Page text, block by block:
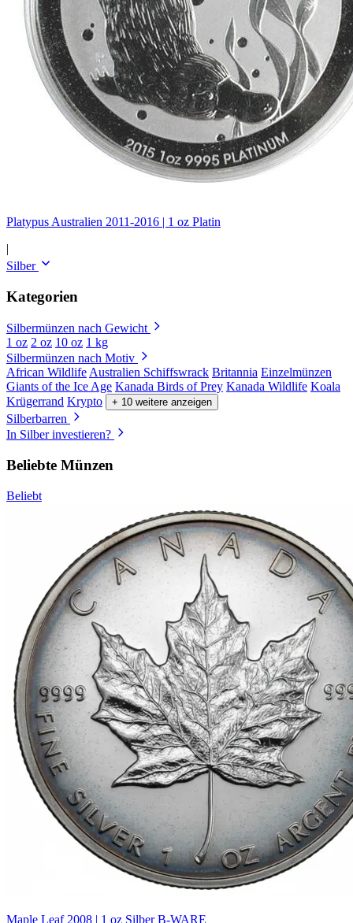
Platypus Australien 2011-2016 | 1 oz Platin
|
Silber
Kategorien
Silbermünzen nach Gewicht
1 oz 2 oz 10 oz 1 kg
Silbermünzen nach Motiv
African Wildlife Australien Schiffswrack Britannia Einzelmünzen
Giants of the Ice Age Kanada Birds of Prey Kanada Wildlife Koala
Krügerrand Krypto + 10 weitere anzeigen
Silberbarren
In Silber investieren?
Beliebte Münzen
Beliebt
Maple Leaf 2008 | 1 oz Silber B-WARE